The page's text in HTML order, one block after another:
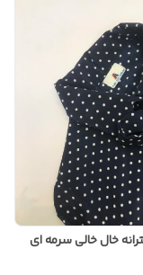
خال خالی سرمه ای